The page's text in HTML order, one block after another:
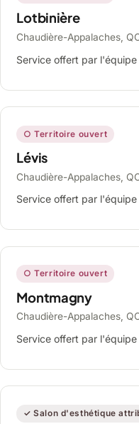
Lotbinière
Chaudière-Appalaches,
Service offert par
○ Territoire ouvert
Lévis
Chaudière-Appalaches,
Service offert par
○ Territoire ouvert
Montmagny
Chaudière-Appalaches,
Service offert par
✓ Salon d'esthétique